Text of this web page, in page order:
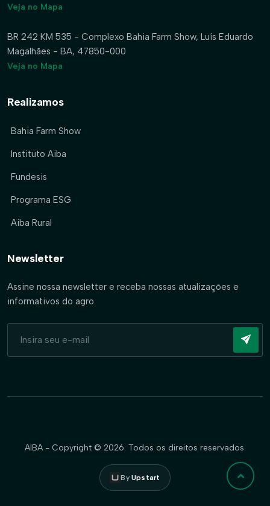
Veja no Mapa
BR 242 KM 535 - Complexo Bahia Farm Show, Luís Eduardo
Magalhães - BA, 47850-000
Veja no Mapa
Realizamos
Bahia Farm Show
Instituto Aiba
Fundesis
Programa ESG
Aiba Rural
Newsletter
Assine nossa newsletter e receba nossas atualizações e
informativos do agro.
AIBA - Copyright © 2026. Todos os direitos reservados.
ByUpstart